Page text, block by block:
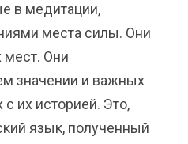
в медитации,
места силы. Они
мест. Они
значении и важных
их историей. Это,
язык, полученный